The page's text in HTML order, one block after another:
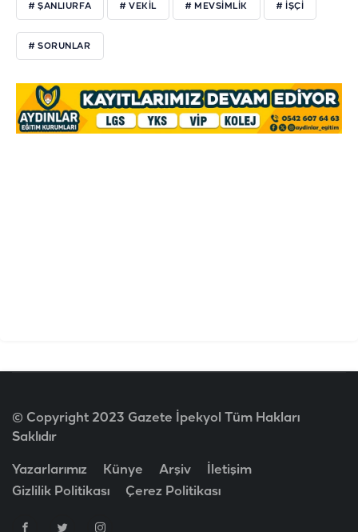
# ŞANLIURFA # VEKİL # MEVSİMLİK # İŞÇİ
# SORUNLAR
© Copyright 2023 Gazete İpekyol Tüm Hakları
Saklıdır
Yazarlarımız Künye Arşiv
İletişim
Gizlilik Politikası
Çerez Politikası